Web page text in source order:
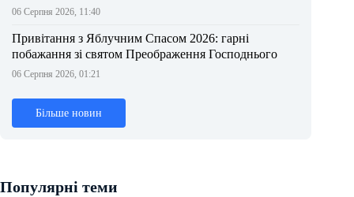
06 Серпня 2026, 11:40
Привітання з Яблучним Спасом 2026: гарні
побажання зі святом Преображення Господнього
06 Серпня 2026, 01:21
Більше новин
Популярні теми